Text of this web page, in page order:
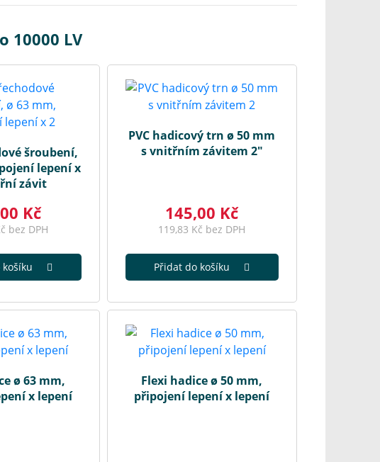
10000 LV
šroubení,
lepení x
závit
Kč
bez DPH
PVC hadicový trn ø 50 mm
s vnitřním závitem 2"
145,00 Kč
119,83 Kč bez DPH
Přidat do košíku
ø 63 mm,
x lepení
Flexi hadice ø 50 mm,
připojení lepení x lepení